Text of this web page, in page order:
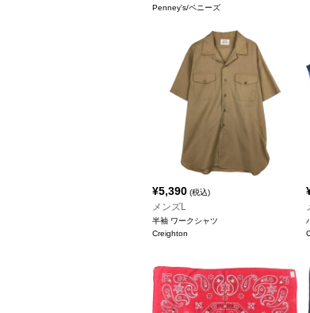
Penney's/ペニーズ
¥5,390 (税込)
メンズL
半袖 ワークシャツ
Creighton